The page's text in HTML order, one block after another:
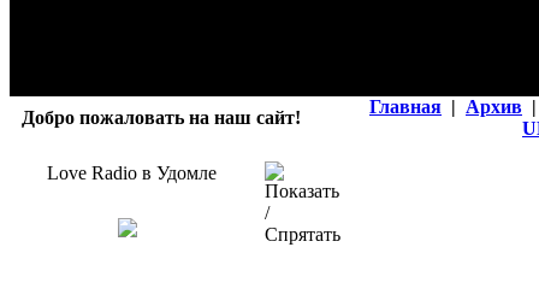
Добро пожаловать на наш сайт!
Главная | Архив |
Love Radio в Удомле